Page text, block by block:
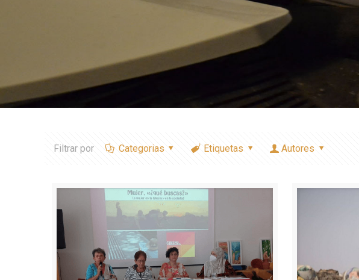
Filtrar por Categorias Etiquetas Autores